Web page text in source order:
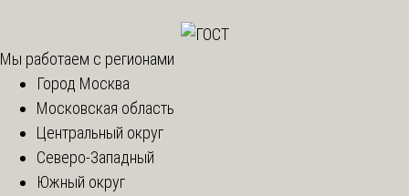
Мы работаем с регионами
Город Москва
Московская область
Центральный округ
Северо-Западный
Южный округ